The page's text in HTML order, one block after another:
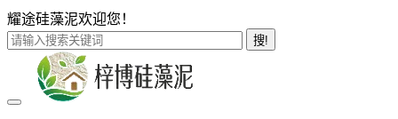
耀途硅藻泥欢迎您！
搜!